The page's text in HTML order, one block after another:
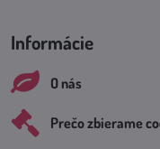
Informácie
O nás
Prečo zbierame